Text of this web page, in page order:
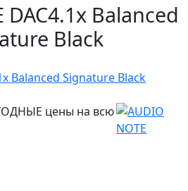
DAC4.1x Balanced
Black
цены на всю